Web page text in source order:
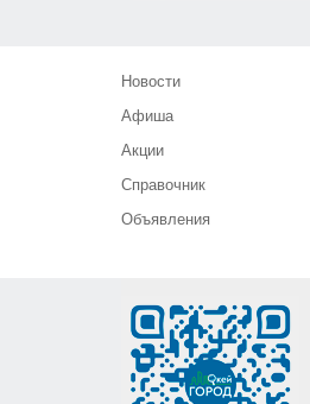
Новости
Афиша
Акции
Справочник
Объявления